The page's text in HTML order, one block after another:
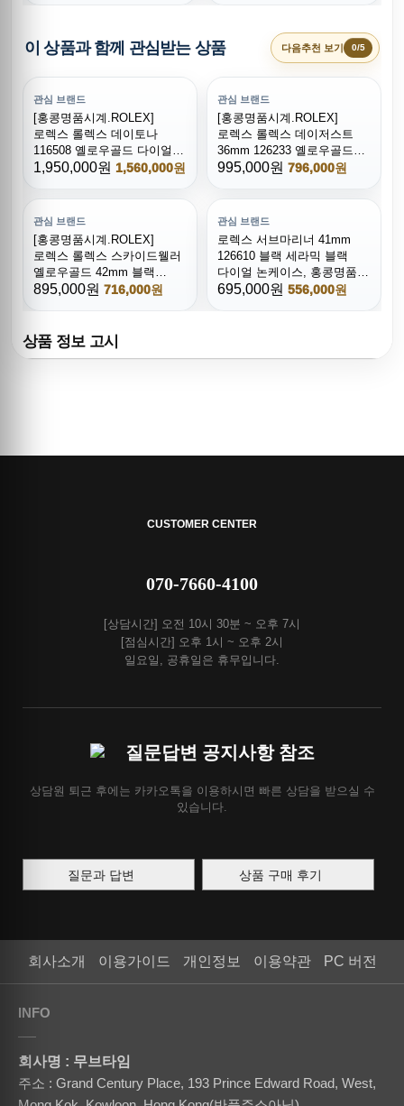
이 상품과 함께 관심받는 상품 다음추천 보기 0/5
관심 브랜드
[홍콩명품시계.ROLEX]
로렉스 롤렉스 데이토나
116508 옐로우골드 다이얼
브레이슬릿, 명품직구,
남자명품시계,워치,중년남자
1,950,000원 1,560,000원
관심 브랜드
[홍콩명품시계.ROLEX]
로렉스 롤렉스 데이저스트
36mm 126233 옐로우골드
다이얼, 명품직구,구매대행,
중년남자
995,000원 796,000원
관심 브랜드
[홍콩명품시계.ROLEX]
로렉스 롤렉스 스카이드웰러
옐로우골드 42mm 블랙
다이얼, 명품레플리카,
895,000원 716,000원
관심 브랜드
로렉스 서브마리너 41mm
126610 블랙 세라믹 블랙
다이얼 논케이스, 홍콩명품,
롤렉스,남자시계워치,
695,000원 556,000원
상품 정보 고시
CUSTOMER CENTER
070-7660-4100
[상담시간] 오전 10시 30분 ~ 오후 7시
[점심시간] 오후 1시 ~ 오후 2시
일요일, 공휴일은 휴무입니다.
질문답변 공지사항 참조
상담원 퇴근 후에는 카카오톡을 이용하시면 빠른 상담을 받으실 수
있습니다.
질문과 답변 상품 구매 후기
회사소개 이용가이드 개인정보 이용약관 PC 버전
INFO
회사명 : 무브타임
주소 : Grand Century Place, 193 Prince Edward Road, West,